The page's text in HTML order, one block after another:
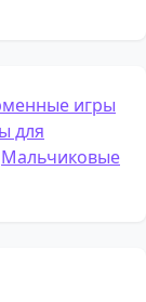
игры
для
Мальчиковые